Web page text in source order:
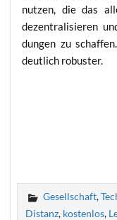
nut­zen, die das
dezen­tra­li­sie­ren
dun­gen zu
deut­lich robuster.
Gesellschaft,
Distanz, kostenlos,